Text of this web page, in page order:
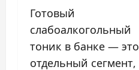
Готовый
слабоалкогольный
тоник в банке — это
отдельный сегмент,